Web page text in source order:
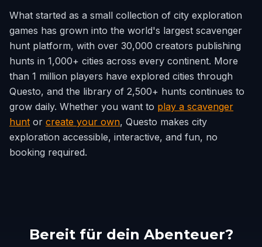
What started as a small collection of city exploration
games has grown into the world's largest scavenger
hunt platform, with over 30,000 creators publishing
hunts in 1,000+ cities across every continent. More
than 1 million players have explored cities through
Questo, and the library of 2,500+ hunts continues to
grow daily. Whether you want to play a scavenger
hunt or create your own, Questo makes city
exploration accessible, interactive, and fun, no
booking required.
Bereit für dein Abenteuer?